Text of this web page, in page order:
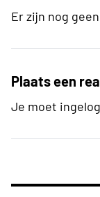
Er zijn nog
Plaats een
Je moet